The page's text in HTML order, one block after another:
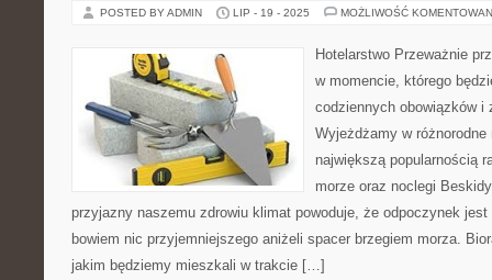
POSTED BY ADMIN LIP - 19 - 2025 MOŻLIWOŚĆ
Hotelarstwo Przeważnie
w momencie, którego
codziennych obowiązków i
Wyjeżdżamy w
największą popularnością
morze oraz noclegi
przyjazny naszemu zdrowiu klimat powoduje, że odpoczynek
bowiem nic przyjemniejszego aniżeli spacer brzegiem morza.
jakim będziemy mieszkali w trakcie […]